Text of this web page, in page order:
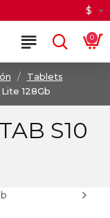
$
0
Tablets
128Gb
S10